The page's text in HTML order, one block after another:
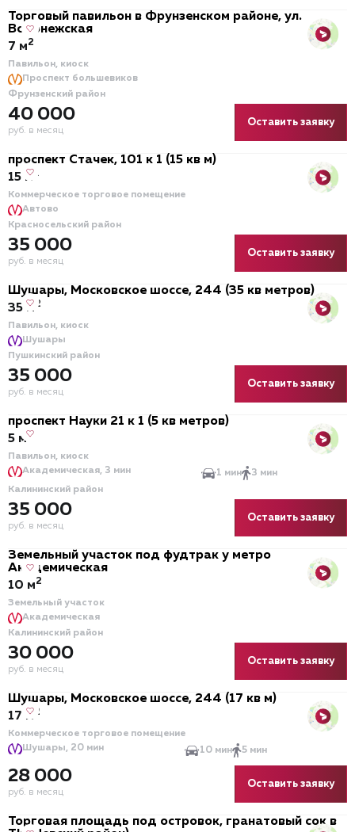
Торговый павильон в Фрунзенском районе, ул.
Воронежская
Павильон, киоск
Проспект большевиков
Фрунзенский район
40 000
руб. в месяц
7 м2
Оставить заявку
проспект Стачек, 101 к 1 (15 кв м)
Коммерческое торговое помещение
Автово
Красносельский район
35 000
руб. в месяц
15 м2
Оставить заявку
Шушары, Московское шоссе, 244 (35 кв метров)
Павильон, киоск
Шушары
Пушкинский район
35 000
руб. в месяц
35 м 2
Оставить заявку
проспект Науки 21 к 1 (5 кв метров)
Павильон, киоск
Академическая, 3 мин
1 мин
3 мин
Калининский район
35 000
руб. в месяц
5 м2
Оставить заявку
Земельный участок под фудтрак у метро
Академическая
Земельный участок
Академическая
Калининский район
30 000
руб. в месяц
10 м2
Оставить заявку
Шушары, Московское шоссе, 244 (17 кв м)
Коммерческое торговое помещение
Шушары, 20 мин
10 мин 5 мин
28 000
руб. в месяц
17 м 2
Оставить заявку
Торговая площадь под островок, гранатовый сок в